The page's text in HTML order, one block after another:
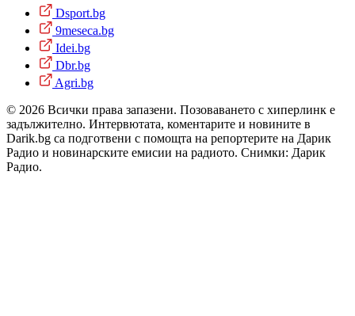
Dsport.bg
9meseca.bg
Idei.bg
Dbr.bg
Agri.bg
© 2026 Всички права запазени. Позоваването с хиперлинк е
задължително. Интервютата, коментарите и новините в
Darik.bg са подготвени с помощта на репортерите на Дарик
Радио и новинарските емисии на радиото. Снимки: Дарик
Радио.